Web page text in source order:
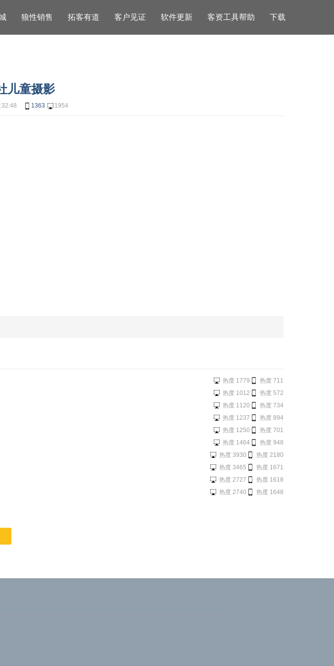
狼性销售 拓客有道 客户见证 软件更新 客资工具帮助 下载
儿童摄影
1363 1954
热度 711
热度 1779
热度 572
热度 1012
热度 734
热度 1120
热度 894
热度 1237
热度 701
热度 1250
热度 948
热度 1464
热度 2180
热度 3930
热度 1671
热度 3465
热度 1618
热度 2727
热度 1648
热度 2740